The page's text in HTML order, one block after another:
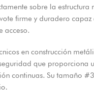
sobre la estructura
firme y duradero capaz
acceso.
en construcción
que proporciona
continuas. Su tamaño